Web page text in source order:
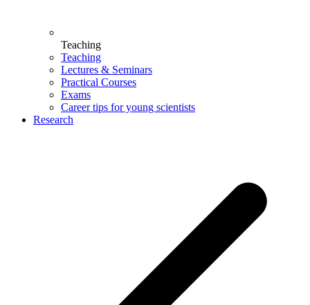
Teaching
Teaching
Lectures & Seminars
Practical Courses
Exams
Career tips for young scientists
Research